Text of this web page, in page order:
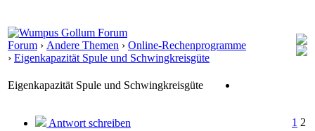
Forum › Andere Themen › Online-Rechenprogramme
› Eigenkapazität Spule und Schwingkreisgüte
Eigenkapazität Spule und Schwingkreisgüte
Antwort schreiben 1 2